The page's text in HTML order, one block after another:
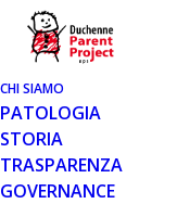
CHI SIAMO
PATOLOGIA
STORIA
TRASPARENZA
GOVERNANCE
AREA SCIENZA PP